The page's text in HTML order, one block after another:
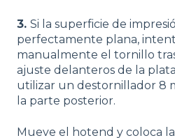
3. Si la superficie de
perfectamente plana,
manualmente el tornillo
ajuste delanteros de la
utilizar un destornillador 8
la parte posterior.
Mueve el hotend y coloca